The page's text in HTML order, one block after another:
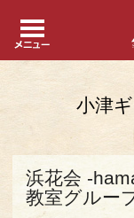
小津
浜花会 -
教室グルー